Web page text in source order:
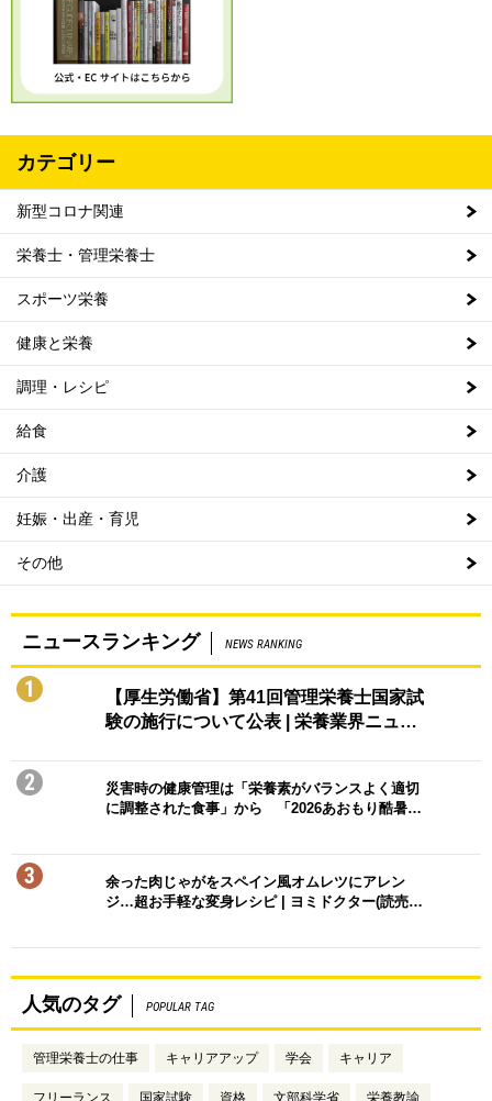
カテゴリー
新型コロナ関連
栄養士・管理栄養士
スポーツ栄養
健康と栄養
調理・レシピ
給食
介護
妊娠・出産・育児
その他
ニュースランキング NEWS RANKING
1
【厚生労働省】第41回管理栄養士国家試
験の施行について公表 | 栄養業界ニュ…
2
災害時の健康管理は「栄養素がバランスよく適切
に調整された食事」から 「2026あおもり酷暑…
3
余った肉じゃがをスペイン風オムレツにアレン
ジ…超お手軽な変身レシピ | ヨミドクター(読売…
人気のタグ POPULAR TAG
管理栄養士の仕事 キャリアアップ 学会 キャリア